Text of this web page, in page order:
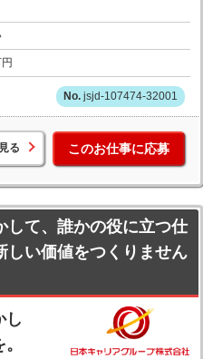
jsjd-107474-32001
る このお仕事に応募
して、誰かの役に立つ仕
しい価値をつくりません
し